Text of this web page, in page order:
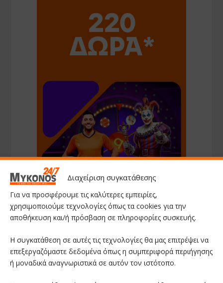
Διαχείριση συγκατάθεσης
Για να προσφέρουμε τις καλύτερες εμπειρίες,
χρησιμοποιούμε τεχνολογίες όπως τα cookies για την
αποθήκευση και/ή πρόσβαση σε πληροφορίες συσκευής.
Η συγκατάθεση σε αυτές τις τεχνολογίες θα μας επιτρέψει να
επεξεργαζόμαστε δεδομένα όπως η συμπεριφορά περιήγησης
ή μοναδικά αναγνωριστικά σε αυτόν τον ιστότοπο.